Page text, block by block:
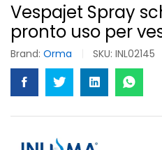
Vespajet Spray
pronto uso per
Brand: Orma SKU: INL02145